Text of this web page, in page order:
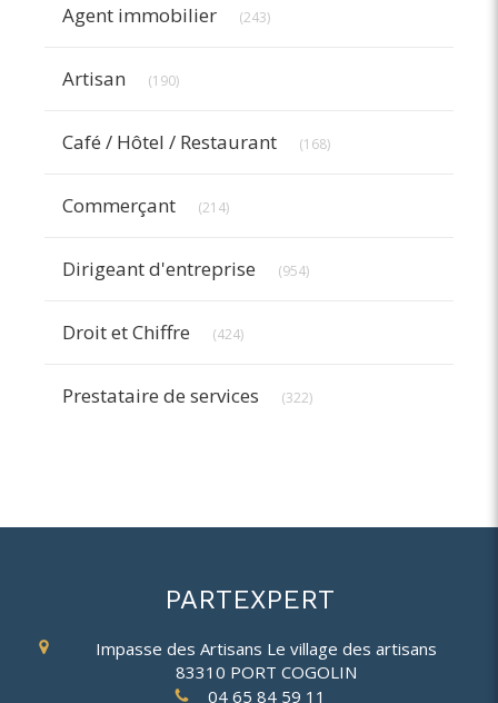
Agent immobilier (243)
Artisan (190)
Café / Hôtel / Restaurant (168)
Commerçant (214)
Dirigeant d'entreprise (954)
Droit et Chiffre (424)
Prestataire de services (322)
PARTEXPERT
Impasse des Artisans Le village des artisans
83310 PORT COGOLIN
04 65 84 59 11